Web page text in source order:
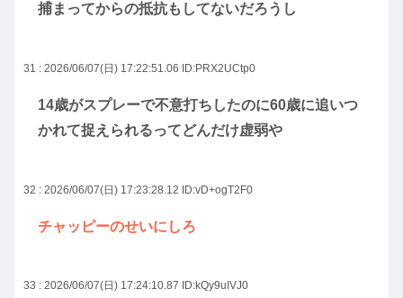
捕まってからの抵抗もしてないだろうし
31 : 2026/06/07(日) 17:22:51.06 ID:PRX2UCtp0
14歳がスプレーで不意打ちしたのに60歳に追いつ
かれて捉えられるってどんだけ虚弱や
32 : 2026/06/07(日) 17:23:28.12 ID:vD+ogT2F0
チャッピーのせいにしろ
33 : 2026/06/07(日) 17:24:10.87 ID:kQy9uIVJ0